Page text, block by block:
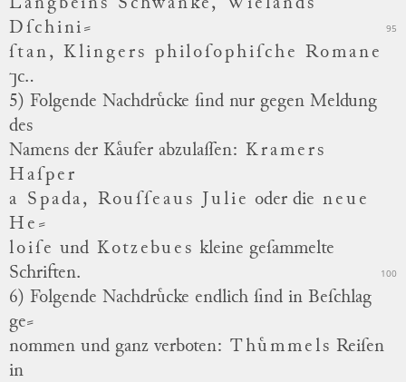
Dſchini⸗ 95
ſtan, Klingers philoſophiſche Romane
⁊c..
5) Folgende Nachdruͤcke ſind nur gegen Meldung
des
Namens der Kaͤufer abzulaſſen: Kramers
Haſper
a Spada, Rouſſeaus Julie oder die neue
He ⸗
loiſe und Kotzebues kleine geſammelte
Schriften.
100
6) Folgende Nachdruͤcke endlich ſind in Beſchlag
ge⸗
nommen und ganz verboten: Thuͤmmels Reiſen
in